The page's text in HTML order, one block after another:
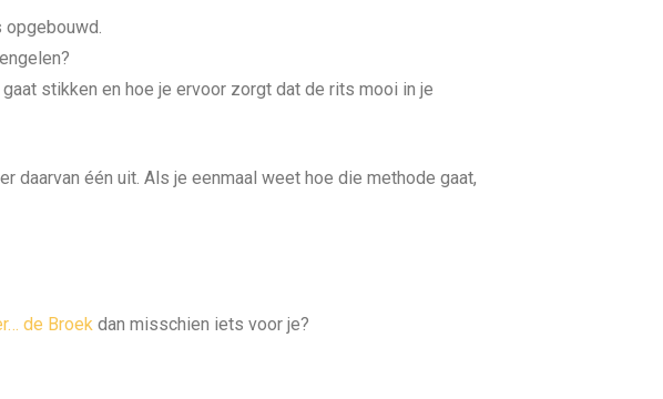
opgebouwd.
stikken en hoe je ervoor zorgt dat de rits mooi in je
daarvan één uit. Als je eenmaal weet hoe die methode gaat,
de Broek dan misschien iets voor je?